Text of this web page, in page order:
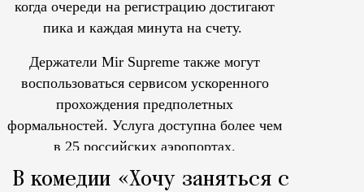
когда очереди на регистрацию достигают
пика и каждая минута на счету.
Держатели Mir Supreme также могут
воспользоваться сервисом ускоренного
прохождения предполетных
формальностей. Услуга доступна более чем
в 25 российских аэропортах.
В комедии «Хочу заняться с